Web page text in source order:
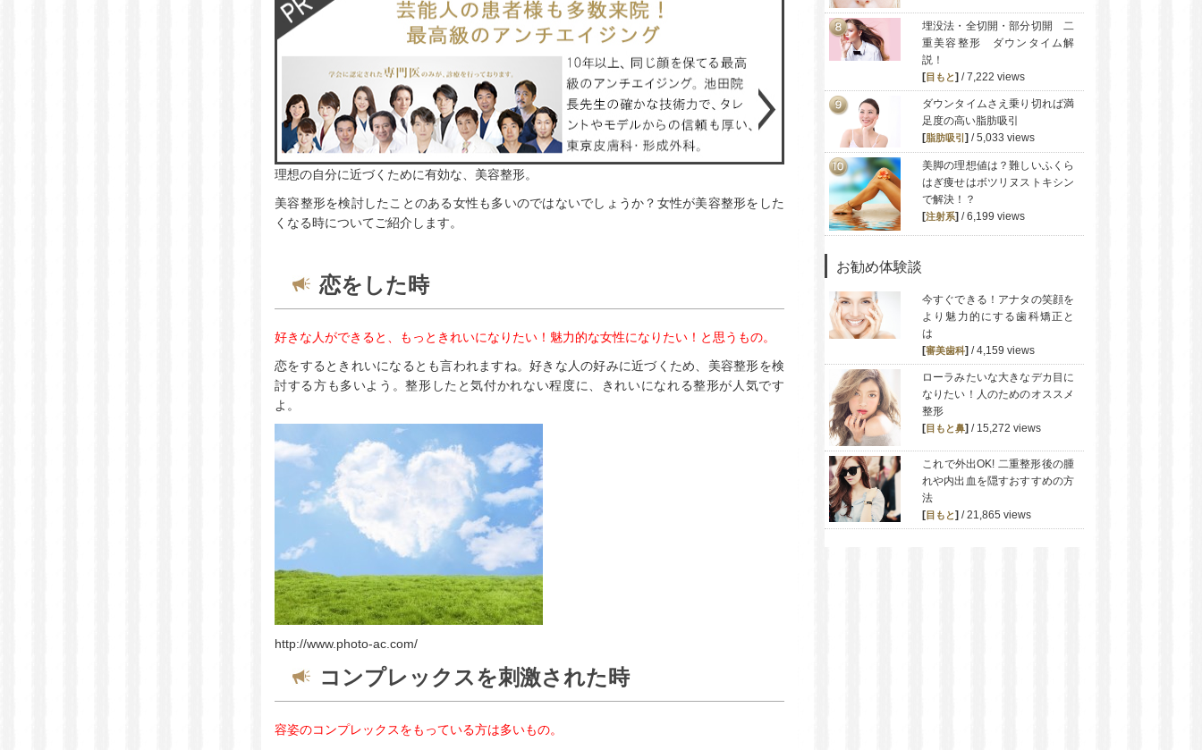
理想の自分に近づくために有効な、美容整形。
美容整形を検討したことのある女性も多いのではないでしょうか？女性が美容整形をした
くなる時についてご紹介します。
恋をした時
好きな人ができると、もっときれいになりたい！魅力的な女性になりたい！と思うもの。
恋をするときれいになるとも言われますね。好きな人の好みに近づくため、美容整形を検
討する方も多いよう。整形したと気付かれない程度に、きれいになれる整形が人気です
よ。
http://www.photo-ac.com/
コンプレックスを刺激された時
容姿のコンプレックスをもっている方は多いもの。
埋没法・全切開・部分切開 二
重美容整形 ダウンタイム解
説！
[目もと] / 7,222 views
ダウンタイムさえ乗り切れば満
足度の高い脂肪吸引
[脂肪吸引 ] / 5,033 views
美脚の理想値は？難しいふくら
はぎ痩せはボツリヌストキシン
で解決！？
[注射系] / 6,199 views
お勧め体験談
今すぐできる！アナタの笑顔を
より魅力的にする歯科矯正と
は
[審美歯科] / 4,159 views
ローラみたいな大きなデカ目に
なりたい！人のためのオススメ
整形
[目もと鼻] / 15,272 views
これで外出OK! 二重整形後の腫
れや内出血を隠すおすすめの方
法
[目もと] / 21,865 views